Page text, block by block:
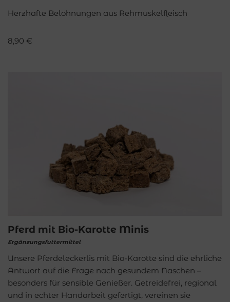
Herzhafte Belohnungen aus Rehmuskelfleisch
8,90 €
Pferd mit Bio-Karotte Minis
Ergänzungsfuttermittel
Unsere Pferdeleckerlis mit Bio-Karotte sind die ehrliche
Antwort auf die Frage nach gesundem Naschen –
besonders für sensible Genießer. Getreidefrei, regional
und in echter Handarbeit gefertigt, vereinen sie